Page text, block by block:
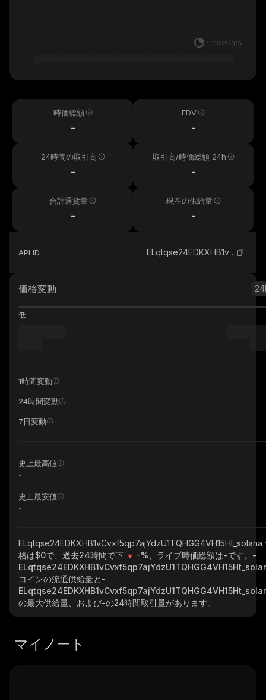
時価総額
-
FDV
-
24時間の取引高
-
取引高/時価総額 24h
-
合計通貨量
-
現在の供給量
-
API ID ELqtqse24EDKXHB1vCvxf5qp7ajYdzU1TQHGG4VH15Ht_solana
価格変動
低
1時間変動
24時間変動
7日変動
史上最高値
-
史上最安値
-
ELqtqse24EDKXHB1vCvxf5qp7ajYdzU1TQHGG4VH15Ht_solana
格は$0で、過去24時間で下
-% 、ライブ時価総額は-です。 -
コインの流通供給量と -
の最大供給量、および-の24時間取引量があります。
マイノート